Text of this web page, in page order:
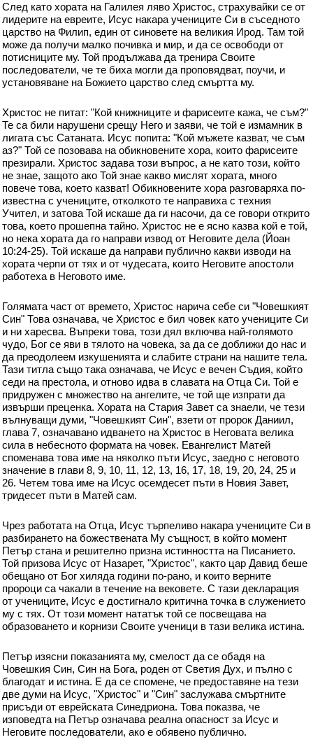
След като хората на Галилея ляво Христос, страхувайки се от
лидерите на евреите, Исус накара учениците Си в съседното
царство на Филип, един от синовете на великия Ирод. Там той
може да получи малко почивка и мир, и да се освободи от
потисниците му. Той продължава да тренира Своите
последователи, че те биха могли да проповядват, поучи, и
установяване на Божието царство след смъртта му.
Христос не питат: "Кой книжниците и фарисеите кажа, че съм?"
Те са били нарушени срещу Него и заяви, че той е измамник в
лигата със Сатаната. Исус попита: "Кой мъжете казват, че съм
аз?" Той се позовава на обикновените хора, които фарисеите
презирали. Христос задава този въпрос, а не като този, който
не знае, защото ако Той знае какво мислят хората, много
повече това, което казват! Обикновените хора разговаряха по-
известна с учениците, отколкото те направиха с техния
Учител, и затова Той искаше да ги насочи, да се говори открито
това, което прошепна тайно. Христос не е ясно казва кой е той,
но нека хората да го направи извод от Неговите дела (Йоан
10:24-25). Той искаше да направи публично какви изводи на
хората черпи от тях и от чудесата, които Неговите апостоли
работеха в Неговото име.
Голямата част от времето, Христос нарича себе си "Човешкият
Син" Това означава, че Христос е бил човек като учениците Си
и ни харесва. Въпреки това, този дял включва най-голямото
чудо, Бог се яви в тялото на човека, за да се доближи до нас и
да преодолеем изкушенията и слабите страни на нашите тела.
Тази титла също така означава, че Исус е вечен Съдия, който
седи на престола, и отново идва в славата на Отца Си. Той е
придружен с множество на ангелите, че той ще изпрати да
извърши преценка. Хората на Стария Завет са знаели, че тези
вълнуващи думи, "Човешкият Син", взети от пророк Даниил,
глава 7, означавано идването на Христос в Неговата велика
сила в небесното формата на човек. Евангелист Матей
споменава това име на няколко пъти Исус, заедно с неговото
значение в глави 8, 9, 10, 11, 12, 13, 16, 17, 18, 19, 20, 24, 25 и
26. Четем това име на Исус осемдесет пъти в Новия Завет,
тридесет пъти в Матей сам.
Чрез работата на Отца, Исус търпеливо накара учениците Си в
разбирането на божествената Му същност, в който момент
Петър стана и решително призна истинността на Писанието.
Той призова Исус от Назарет, "Христос", както цар Давид беше
обещано от Бог хиляда години по-рано, и които верните
пророци са чакали в течение на вековете. С тази декларация
от учениците, Исус е достигнало критична точка в служението
му с тях. От този момент нататък той се посвещава на
образоването и корнизи Своите ученици в тази велика истина.
Петър изясни показанията му, смелост да се обадя на
Човешкия Син, Син на Бога, роден от Светия Дух, и пълно с
благодат и истина. Е да се спомене, че предоставяне на тези
две думи на Исус, "Христос" и "Син" заслужава смъртните
присъди от еврейската Синедриона. Това показва, че
изповедта на Петър означава реална опасност за Исус и
Неговите последователи, ако е обявено публично.